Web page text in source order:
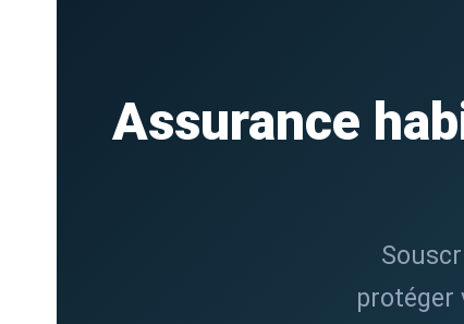
Assurance
protéger